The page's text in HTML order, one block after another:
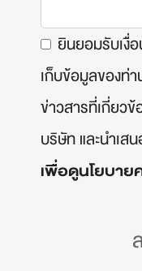
ยินยอมรับเงื่
เก็บข้อมูลของท่
ข่าวสารที่เกี่ยว
บริษัท และนำเส
เพื่อดูนโยบา